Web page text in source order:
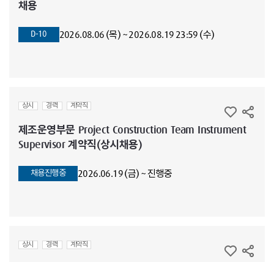
채용
D-10 2026.08.06 (목) ~ 2026.08.19 23:59 (수)
상시 경력 계약직
제조운영부문 Project Construction Team Instrument
Supervisor 계약직(상시채용)
채용진행중 2026.06.19 (금) ~ 진행중
상시 경력 계약직